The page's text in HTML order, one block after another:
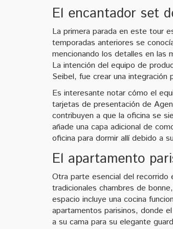
El encantador set
La primera parada en este tour
temporadas anteriores se
mencionando los detalles en las
La intención del equipo de
Seibel, fue crear una
Es interesante notar cómo el
tarjetas de presentación de
contribuyen a que la oficina se
añade una capa adicional de
oficina para dormir allí debido a
El apartamento
Otra parte esencial del recorrido
tradicionales chambres de
espacio incluye una cocina
apartamentos parisinos, donde
a su cama para su elegante